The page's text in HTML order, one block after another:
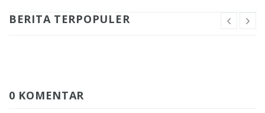
BERITA TERPOPULER
0 KOMENTAR